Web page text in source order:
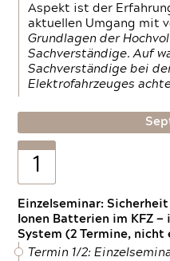
Aspekt ist der
aktuellen Umgang mit
Grundlagen der
Sachverständige. Auf
Sachverständige bei
Elektrofahrzeuges
1
Einzelseminar:
Ionen Batterien im KFZ
System (2 Termine, nicht
Termin 1/2: